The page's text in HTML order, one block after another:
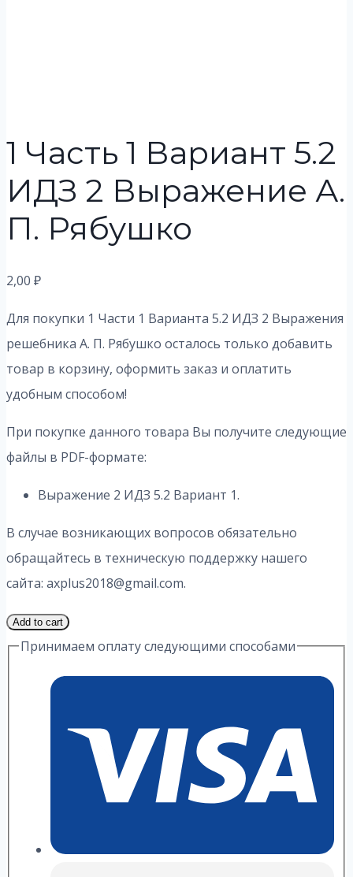
1 Часть 1 Вариант 5.2
ИДЗ 2 Выражение А.
П. Рябушко
2,00 ₽
Для покупки 1 Части 1 Варианта 5.2 ИДЗ 2 Выражения
решебника А. П. Рябушко осталось только добавить
товар в корзину, оформить заказ и оплатить
удобным способом!
При покупке данного товара Вы получите следующие
файлы в PDF-формате:
Выражение 2 ИДЗ 5.2 Вариант 1.
В случае возникающих вопросов обязательно
обращайтесь в техническую поддержку нашего
сайта: axplus2018@gmail.com.
1
Часть
Add to cart
Принимаем оплату следующими способами